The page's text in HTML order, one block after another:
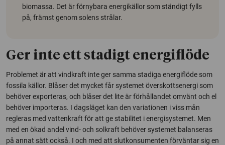
biomassa. Det är förnybara energikällor som ständigt fylls
på, främst genom solens strålar.
Ger inte ett stadigt energiflöde
Problemet är att vindkraft inte ger samma stadiga energiflöde som
fossila källor. Blåser det mycket får systemet överskottsenergi som
behöver exporteras, och blåser det lite är förhållandet omvänt och el
behöver importeras. I dagsläget kan den variationen i viss mån
regleras med vattenkraft för att ge stabilitet i energisystemet. Men
med en ökad andel vind- och solkraft behöver systemet balanseras
på annat sätt också. I och med att slutkonsumenten förväntar sig en